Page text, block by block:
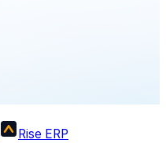
Rise ERP